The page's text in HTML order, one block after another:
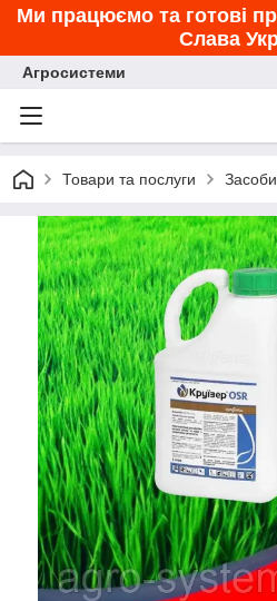
Ми працюємо та готові
Слава
Агросистеми
Товари та послуги